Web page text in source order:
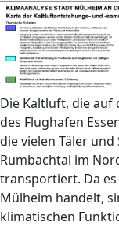
Die Kaltluft, die
des Flughafen
die vielen Täler
Rumbachtal im
transportiert. Da
Mülheim handelt,
klimatischen